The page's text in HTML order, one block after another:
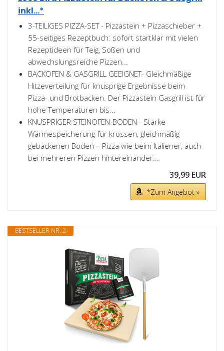
inkl...*
3-TEILIGES PIZZA-SET - Pizzastein + Pizzaschieber +
55-seitiges Rezeptbuch: sofort startklar mit vielen
Rezeptideen für Teig, Soßen und
abwechslungsreiche Pizzen...
BACKOFEN & GASGRILL GEEIGNET- Gleichmäßige
Hitzeverteilung für knusprige Ergebnisse beim
Pizza- und Brotbacken. Der Pizzastein Gasgrill ist für
hohe Temperaturen bis...
KNUSPRIGER STEINOFEN-BODEN - Starke
Wärmespeicherung für krossen, gleichmäßig
gebackenen Boden – Pizza wie beim Italiener, auch
bei mehreren Pizzen hintereinander...
39,99 EUR
*Zum Angebot »
BESTSELLER NR. 2